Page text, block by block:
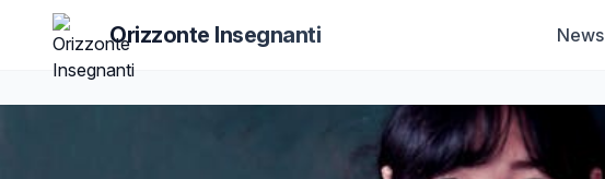
Orizzonte Insegnanti News